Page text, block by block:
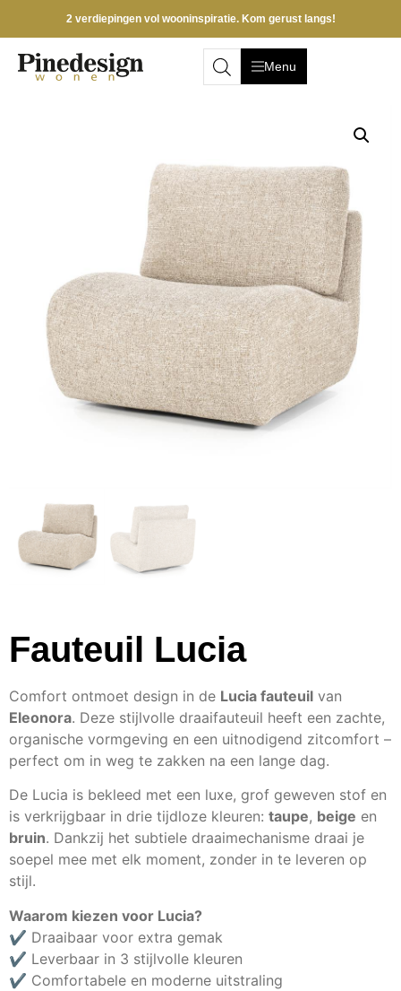
2 verdiepingen vol wooninspiratie. Kom gerust langs!
Menu
Fauteuil Lucia
Comfort ontmoet design in de Lucia fauteuil van
Eleonora. Deze stijlvolle draaifauteuil heeft een zachte,
organische vormgeving en een uitnodigend zitcomfort –
perfect om in weg te zakken na een lange dag.
De Lucia is bekleed met een luxe, grof geweven stof en
is verkrijgbaar in drie tijdloze kleuren: taupe, beige en
bruin. Dankzij het subtiele draaimechanisme draai je
soepel mee met elk moment, zonder in te leveren op
stijl.
Waarom kiezen voor Lucia?
✔️ Draaibaar voor extra gemak
✔️ Leverbaar in 3 stijlvolle kleuren
✔️ Comfortabele en moderne uitstraling